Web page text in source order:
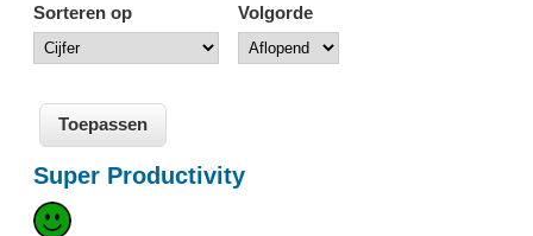
Sorteren op Volgorde
Super Productivity